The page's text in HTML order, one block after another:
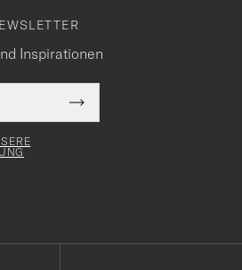
Inspirationen
Submit
Newsletter